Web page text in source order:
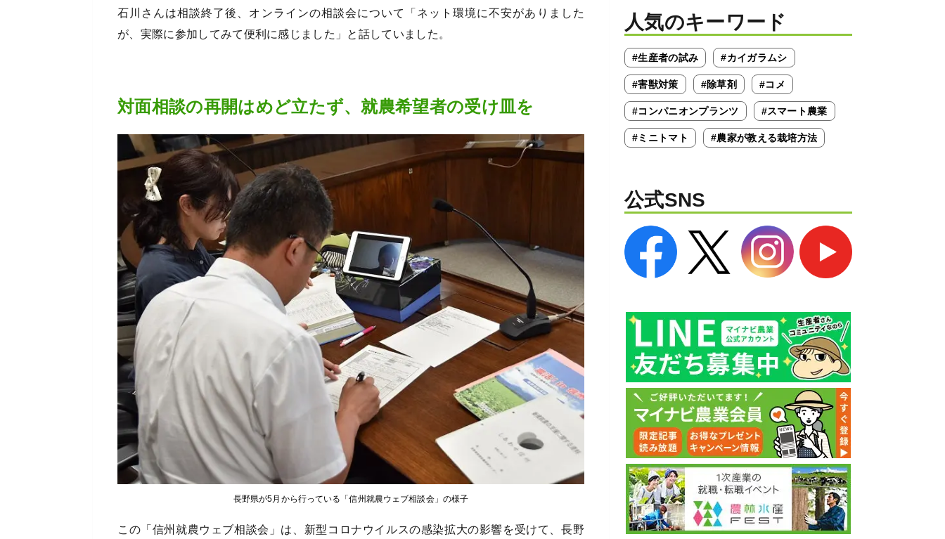
石川さんは相談終了後、オンラインの相談会について「ネット環境に不安がありました
が、実際に参加してみて便利に感じました」と話していました。
対面相談の再開はめど立たず、就農希望者の受け皿を
長野県が5月から行っている「信州就農ウェブ相談会」の様子
この「信州就農ウェブ相談会」は、新型コロナウイルスの感染拡大の影響を受けて、長野
人気のキーワード
#生産者の試み #カイガラムシ
#害獣対策 #除草剤 #コメ
#コンパニオンプランツ #スマート農業
#ミニトマト #農家が教える栽培方法
公式SNS